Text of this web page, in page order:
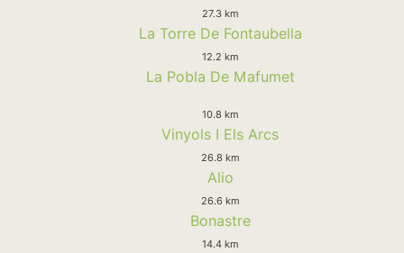
27.3 km
La Torre De Fontaubella
12.2 km
La Pobla De Mafumet
10.8 km
Vinyols I Els Arcs
26.8 km
Alio
26.6 km
Bonastre
14.4 km